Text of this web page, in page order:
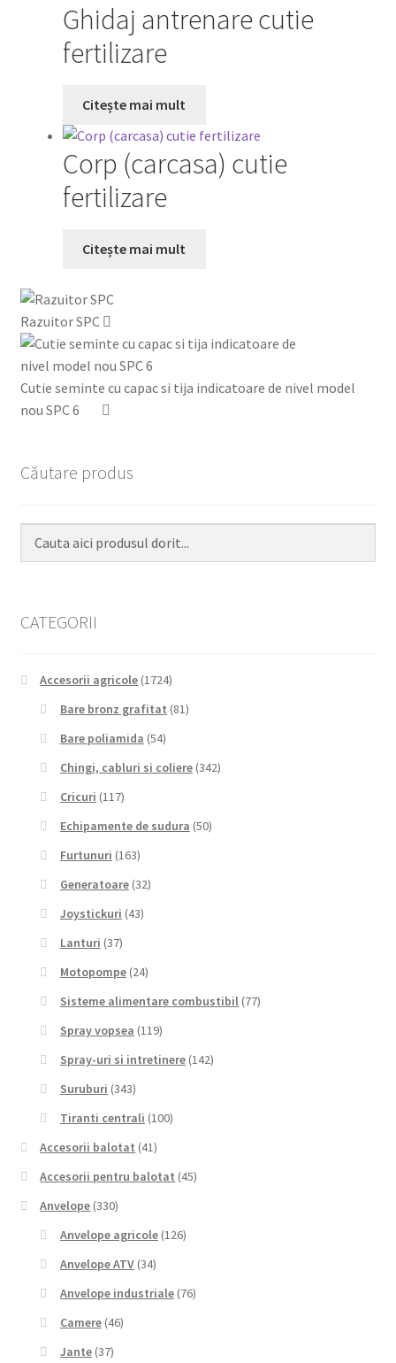
Ghidaj antrenare cutie
fertilizare
Citește mai mult
Corp (carcasa) cutie
fertilizare
Citește mai mult
Razuitor SPC
Cutie seminte cu capac si tija indicatoare de nivel model
nou SPC 6
Căutare produs
CATEGORII
Accesorii agricole (1724)
Bare bronz grafitat (81)
Bare poliamida (54)
Chingi, cabluri si coliere (342)
Cricuri (117)
Echipamente de sudura (50)
Furtunuri (163)
Generatoare (32)
Joystickuri (43)
Lanturi (37)
Motopompe (24)
Sisteme alimentare combustibil (77)
Spray vopsea (119)
Spray-uri si intretinere (142)
Suruburi (343)
Tiranti centrali (100)
Accesorii balotat (41)
Accesorii pentru balotat (45)
Anvelope (330)
Anvelope agricole (126)
Anvelope ATV (34)
Anvelope industriale (76)
Camere (46)
Jante (37)